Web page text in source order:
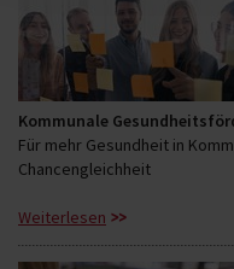
Kommunale
Für mehr Gesundheit in
Chancengleichheit
Weiterlesen